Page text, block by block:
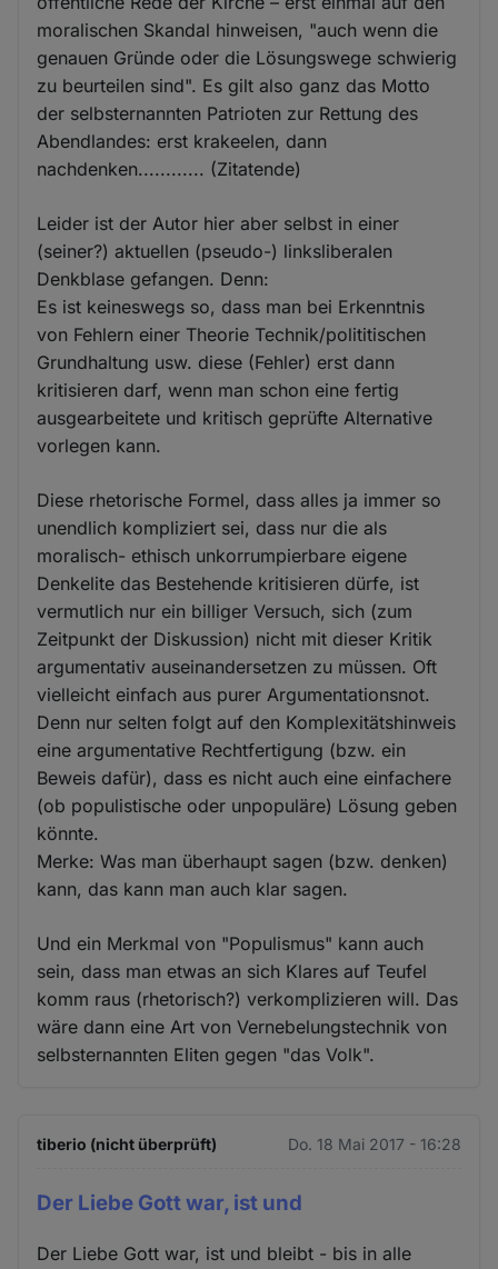
moralischen Skandal hinweisen, "auch wenn die
genauen Gründe oder die Lösungswege schwierig
zu beurteilen sind". Es gilt also ganz das Motto
der selbsternannten Patrioten zur Rettung des
Abendlandes: erst krakeelen, dann
nachdenken............ (Zitatende)
Leider ist der Autor hier aber selbst in einer
(seiner?) aktuellen (pseudo-) linksliberalen
Denkblase gefangen. Denn:
Es ist keineswegs so, dass man bei Erkenntnis
von Fehlern einer Theorie Technik/polititischen
Grundhaltung usw. diese (Fehler) erst dann
kritisieren darf, wenn man schon eine fertig
ausgearbeitete und kritisch geprüfte Alternative
vorlegen kann.
Diese rhetorische Formel, dass alles ja immer so
unendlich kompliziert sei, dass nur die als
moralisch- ethisch unkorrumpierbare eigene
Denkelite das Bestehende kritisieren dürfe, ist
vermutlich nur ein billiger Versuch, sich (zum
Zeitpunkt der Diskussion) nicht mit dieser Kritik
argumentativ auseinandersetzen zu müssen. Oft
vielleicht einfach aus purer Argumentationsnot.
Denn nur selten folgt auf den Komplexitätshinweis
eine argumentative Rechtfertigung (bzw. ein
Beweis dafür), dass es nicht auch eine einfachere
(ob populistische oder unpopuläre) Lösung geben
könnte.
Merke: Was man überhaupt sagen (bzw. denken)
kann, das kann man auch klar sagen.
Und ein Merkmal von "Populismus" kann auch
sein, dass man etwas an sich Klares auf Teufel
komm raus (rhetorisch?) verkomplizieren will. Das
wäre dann eine Art von Vernebelungstechnik von
selbsternannten Eliten gegen "das Volk".
tiberio (nicht überprüft) Do. 18 Mai 2017 - 16:28
Der Liebe Gott war, ist und
Der Liebe Gott war, ist und bleibt - bis in alle